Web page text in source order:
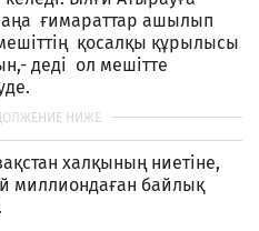
ғимараттар ашылып
қосалқы құрылысы
деді ол мешітте
халқының ниетіне,
миллиондаған байлық